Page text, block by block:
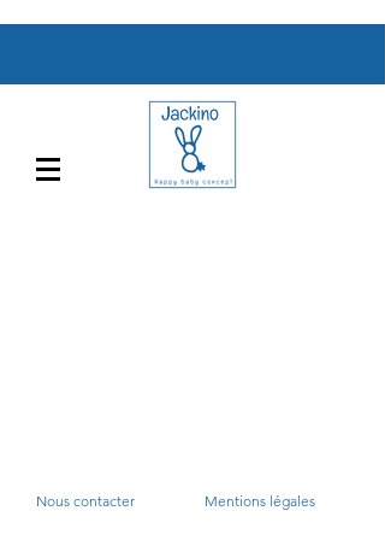
Nous contacter Mentions légales